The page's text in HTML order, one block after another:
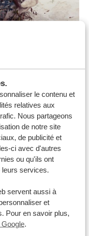
le contenu et
relatives aux
Nous partageons
de notre site
de publicité et
ci avec d'autres
ou qu'ils ont
leurs services.
servent aussi à
et
Pour en savoir plus,
.
officielles :
swahili et l’anglais
tous les
souvent mélangées
vice-versa) et avec
kenyane
et reconnus pour
entament
culturelle
être à dîner ou à
rue ne